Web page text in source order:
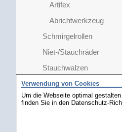
Artifex
Abrichtwerkzeug
Schmirgelrollen
Niet-/Stauchräder
Stauchwalzen
Starlight-Polierer
Kreissägen
Verwendung von Cookies
Um die Webseite optimal
finden Sie in den Datenschutz-